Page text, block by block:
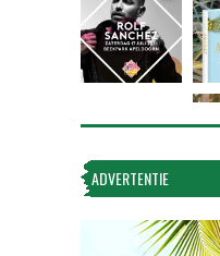
ADVERTENTIE